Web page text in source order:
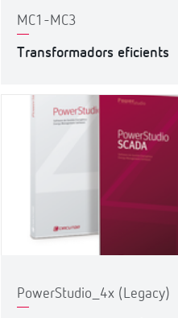
MC1-MC3
Transformadors eficients
PowerStudio_4x (Legacy)